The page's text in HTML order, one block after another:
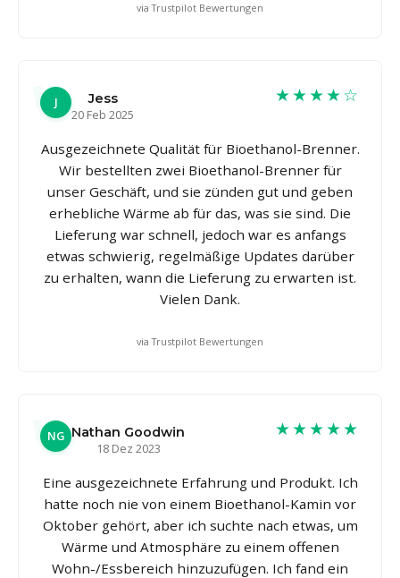
via Trustpilot Bewertungen
J
Jess
20 Feb 2025
★★★★☆
Ausgezeichnete Qualität für Bioethanol-Brenner.
Wir bestellten zwei Bioethanol-Brenner für
unser Geschäft, und sie zünden gut und geben
erhebliche Wärme ab für das, was sie sind. Die
Lieferung war schnell, jedoch war es anfangs
etwas schwierig, regelmäßige Updates darüber
zu erhalten, wann die Lieferung zu erwarten ist.
Vielen Dank.
via Trustpilot Bewertungen
NG Nathan Goodwin
18 Dez 2023
★★★★★
Eine ausgezeichnete Erfahrung und Produkt. Ich
hatte noch nie von einem Bioethanol-Kamin vor
Oktober gehört, aber ich suchte nach etwas, um
Wärme und Atmosphäre zu einem offenen
Wohn-/Essbereich hinzuzufügen. Ich fand ein